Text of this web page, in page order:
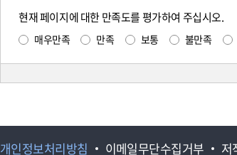
현재 페이지에 대한 만족도를 평가하여 주십시오.
매우만족 만족 보통 불만족
개인정보처리방침 이메일무단수집거부 저